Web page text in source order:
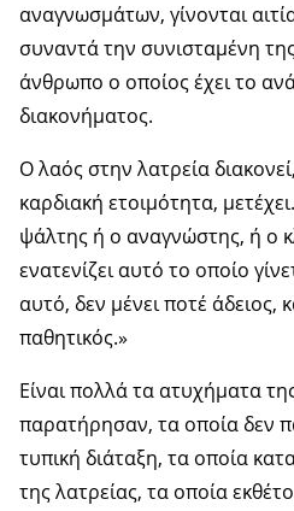
αναγνωσμάτων, γίνονται
συναντά την συνισταμένη
άνθρωπο ο οποίος έχει το
διακονήματος.
Ο λαός στην λατρεία
καρδιακή ετοιμότητα,
ψάλτης ή ο αναγνώστης, ή ο
ενατενίζει αυτό το οποίο
αυτό, δεν μένει ποτέ άδειος,
παθητικός.»
Είναι πολλά τα ατυχήματα
παρατήρησαν, τα οποία δεν
τυπική διάταξη, τα οποία
της λατρείας, τα οποία